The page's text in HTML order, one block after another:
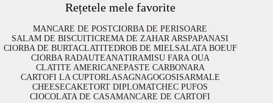
Rețetele mele favorite
MANCARE DE POSTCIORBA DE PERISOARE
SALAM DE BISCUITICREMA DE ZAHAR ARSPAPANASI
CIORBA DE BURTACLATITEDROB DE MIELSALATA BOEUF
CIORBA RADAUTEANATIRAMISU FARA OUA
CLATITE AMERICANEPASTE CARBONARA
CARTOFI LA CUPTORLASAGNAGOGOSISARMALE
CHEESECAKETORT DIPLOMATCHEC PUFOS
CIOCOLATA DE CASAMANCARE DE CARTOFI